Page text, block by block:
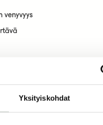
Yksityiskohdat
venyvyys